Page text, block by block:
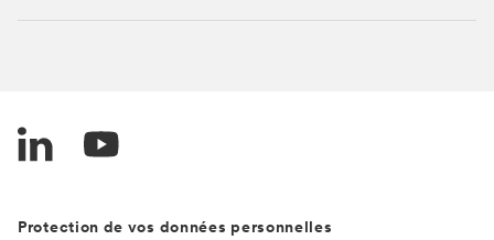
Protection de vos données personnelles